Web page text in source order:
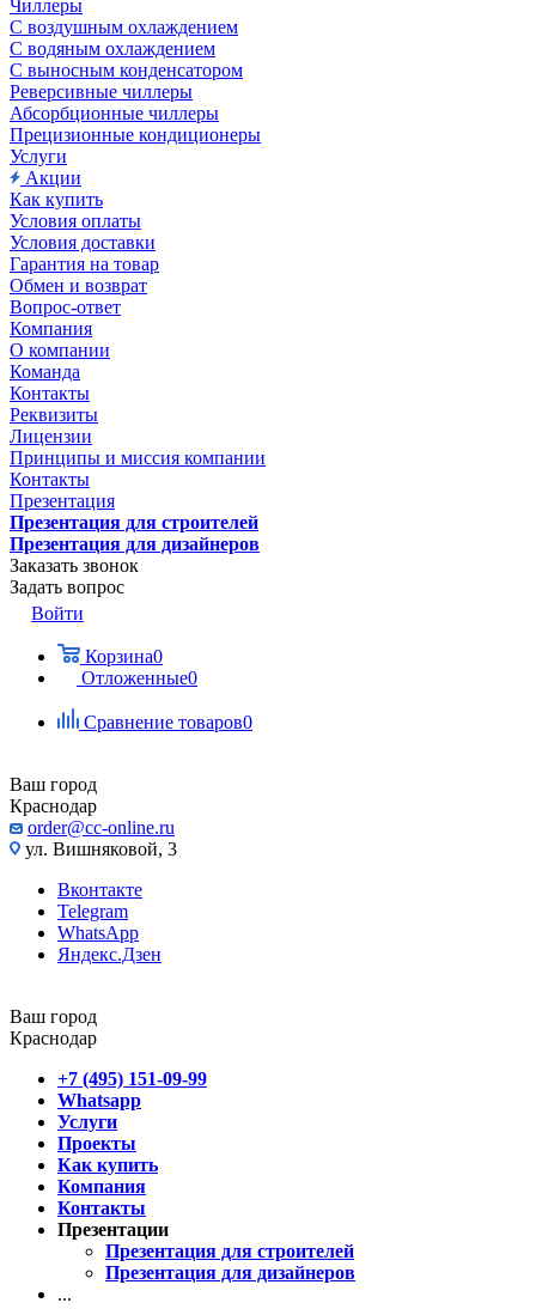
Чиллеры
С воздушным охлаждением
С водяным охлаждением
С выносным конденсатором
Реверсивные чиллеры
Абсорбционные чиллеры
Прецизионные кондиционеры
Услуги
Акции
Как купить
Условия оплаты
Условия доставки
Гарантия на товар
Обмен и возврат
Вопрос-ответ
Компания
О компании
Команда
Контакты
Реквизиты
Лицензии
Принципы и миссия компании
Контакты
Презентация
Презентация для строителей
Презентация для дизайнеров
Заказать звонок
Задать вопрос
Войти
Корзина0
Отложенные0
Сравнение товаров0
Ваш город
Краснодар
order@cc-online.ru
ул. Вишняковой, 3
Вконтакте
Telegram
WhatsApp
Яндекс.Дзен
Ваш город
Краснодар
+7 (495) 151-09-99
Whatsapp
Услуги
Проекты
Как купить
Компания
Контакты
Презентации
Презентация для строителей
Презентация для дизайнеров
...